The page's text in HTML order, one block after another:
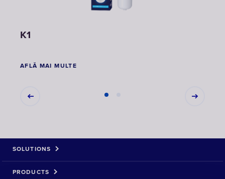
K1
AFLĂ MAI MULTE
SOLUTIONS
PRODUCTS